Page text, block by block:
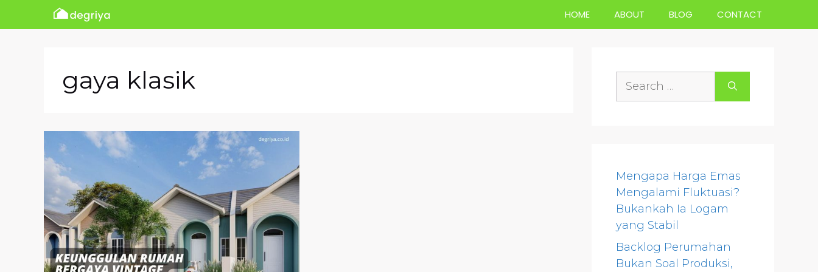
HOME ABOUT BLOG CONTACT
gaya klasik
Search
Mengapa Harga Emas
Mengalami Fluktuasi?
Bukankah Ia Logam
yang Stabil
Backlog Perumahan
Bukan Soal Produksi,